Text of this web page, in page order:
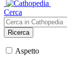
Cerca
Ricerca
Aspetto